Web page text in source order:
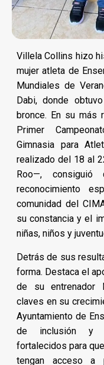
Villela Collins hizo
mujer atleta de
Mundiales de
Dabi, donde
bronce. En su más
Primer
Gimnasia para
realizado del 18 al
Roo—,
reconocimiento
comunidad del
su constancia y el
niñas, niños y
Detrás de sus
forma. Destaca el
de su entrenador
claves en su
Ayuntamiento de
de inclusión y
fortalecidos para
tengan acceso a